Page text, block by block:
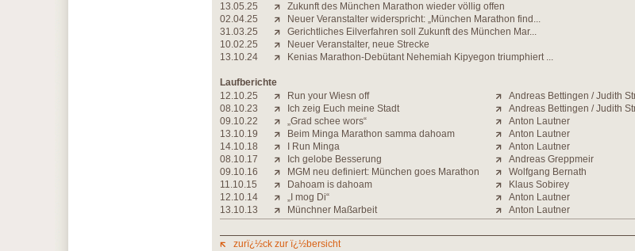
13.05.25
Zukunft des München Marathon wieder völlig offen
02.04.25
Neuer Veranstalter widerspricht: „München Marathon find...
31.03.25
Gerichtliches Eilverfahren soll Zukunft des München Mar...
10.02.25
Neuer Veranstalter, neue Strecke
13.10.24
Kenias Marathon-Debütant Nehemiah Kipyegon triumphiert ...
Laufberichte
12.10.25
Run your Wiesn off
Andreas Bettingen / Judith
08.10.23
Ich zeig Euch meine Stadt
Andreas Bettingen / Judith
09.10.22
„Grad schee wors“
Anton Lautner
13.10.19
Beim Minga Marathon samma dahoam
Anton Lautner
14.10.18
I Run Minga
Anton Lautner
08.10.17
Ich gelobe Besserung
Andreas Greppmeir
09.10.16
MGM neu definiert: München goes Marathon
Wolfgang Bernath
11.10.15
Dahoam is dahoam
Klaus Sobirey
12.10.14
„I mog Di“
Anton Lautner
13.10.13
Münchner Maßarbeit Anton Lautner
zurï¿½ck zur ï¿½bersicht